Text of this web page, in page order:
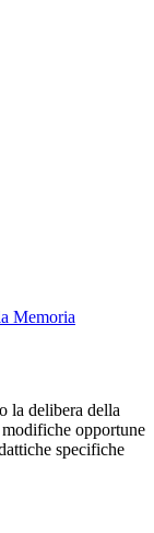
Memoria
la delibera della
opportune
specifiche